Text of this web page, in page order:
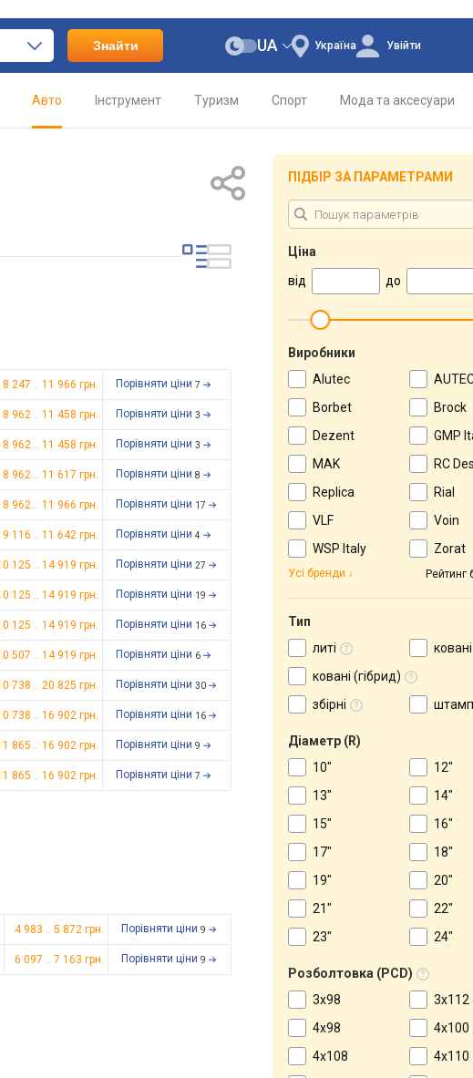
Знайти Україна
UA Увійти
Авто Інструмент Туризм Спорт Мода та аксесуари
8 247 .. 11 966 грн. Порівняти ціни 7
8 962 .. 11 458 грн. Порівняти ціни 3
8 962 .. 11 458 грн. Порівняти ціни 3
8 962 .. 11 617 грн. Порівняти ціни 8
8 962 .. 11 966 грн. Порівняти ціни 17
9 116 .. 11 642 грн. Порівняти ціни 4
125 .. 14 919 грн. Порівняти ціни 27
125 .. 14 919 грн. Порівняти ціни 19
125 .. 14 919 грн. Порівняти ціни 16
507 .. 14 919 грн. Порівняти ціни 6
738 .. 20 825 грн. Порівняти ціни 30
738 .. 16 902 грн. Порівняти ціни 16
865 .. 16 902 грн. Порівняти ціни 9
865 .. 16 902 грн. Порівняти ціни 7
4 983 .. 5 872 грн. Порівняти ціни 9
6 097 .. 7 163 грн. Порівняти ціни 9
ПІДБІР ЗА ПАРАМЕТРАМИ
Ціна
від
до
Виробники
Alutec
Borbet
Brock
Dezent
GMP
MAK
RC
Replica
Rial
VLF
Voin
WSP Italy
Zorat
Рейтинг
Усі бренди
Тип
литі
ковані
ковані (гібрид)
збірні
Діаметр (R)
10"
12"
13"
14"
15"
16"
17"
18"
19"
20"
21"
22"
23"
24"
Розболтовка (PCD)
3x98
3x112
4x98
4x100
4x108
4x110